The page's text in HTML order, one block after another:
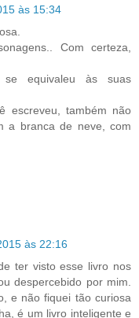
às 15:34
Com certeza,
equivaleu às suas
escreveu, também não
a branca de neve, com
às 22:16
ter visto esse livro nos
despercebido por mim.
e não fiquei tão curiosa
é um livro inteligente e